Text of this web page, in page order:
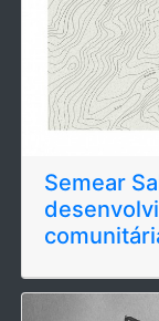
Semear